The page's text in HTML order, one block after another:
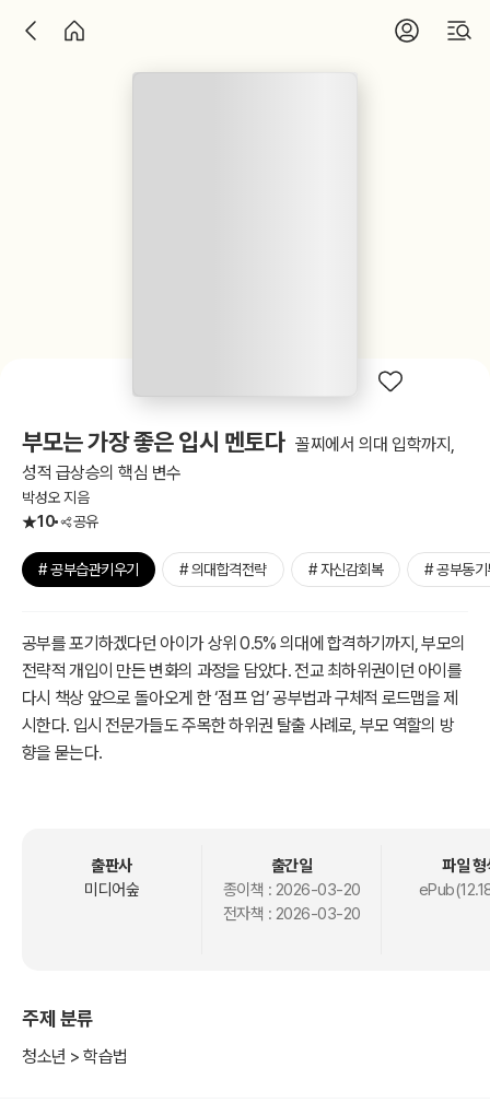
부모는 가장 좋은 입시 멘토다 꼴찌에서 의대 입학까지,
성적 급상승의 핵심 변수
박성오 지음
10
공유
# 공부습관키우기 # 의대합격전략 # 자신감회복 # 공부동기
공부를 포기하겠다던 아이가 상위 0.5% 의대에 합격하기까지, 부모의
전략적 개입이 만든 변화의 과정을 담았다. 전교 최하위권이던 아이를
다시 책상 앞으로 돌아오게 한 ‘점프 업’ 공부법과 구체적 로드맵을 제
시한다. 입시 전문가들도 주목한 하위권 탈출 사례로, 부모 역할의 방
향을 묻는다.
부는 공부 맷집을 키우는 설계 전략, 3부는 실제 의대·명문대 진학 사례
와 입시 데이터 분석을 담았다. 교육서 1,000권 이상을 연구한 결과와
반복 가능한 변화의 구조를 제시하는 현실적 학습 지침서다. 아이의 한
번의 성공 경험이 인생의 태도를 바꾼다는 점에서 출간의 의미가 크다.
출판사
미디어숲
출간일
종이책 : 2026-03-20
전자책 : 2026-03-20
파일 형
주제 분류
청소년 > 학습법